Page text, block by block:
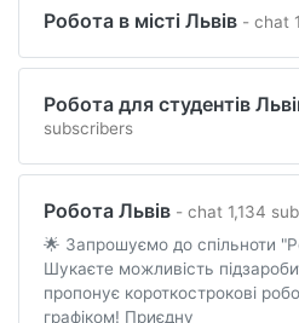
Робота в місті Львів - chat
Робота для студентів
subscribers
Робота Львів - chat 1,134
🌟 Запрошуємо до спільноти
Шукаєте можливість
пропонує короткострокові
графіком! Приєдну